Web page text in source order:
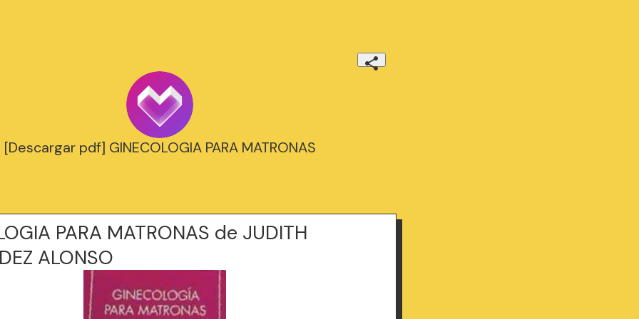
[Descargar pdf] GINECOLOGIA PARA MATRONAS
PARA MATRONAS de JUDITH
ALONSO